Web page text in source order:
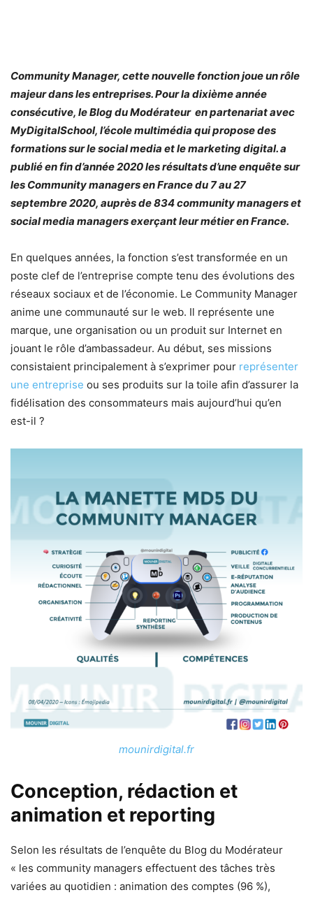
Community Manager, cette nouvelle fonction joue un rôle
majeur dans les entreprises. Pour la dixième année
consécutive, le Blog du Modérateur en partenariat avec
MyDigitalSchool, l’école multimédia qui propose des
formations sur le social media et le marketing digital. a
publié en fin d’année 2020 les résultats d’une enquête sur
les Community managers en France du 7 au 27
septembre 2020, auprès de 834 community managers et
social media managers exerçant leur métier en France.
En quelques années, la fonction s’est transformée en un
poste clef de l’entreprise compte tenu des évolutions des
réseaux sociaux et de l’économie. Le Community Manager
anime une communauté sur le web. Il représente une
marque, une organisation ou un produit sur Internet en
jouant le rôle d’ambassadeur. Au début, ses missions
consistaient principalement à s’exprimer pour représenter
une entreprise ou ses produits sur la toile afin d’assurer la
fidélisation des consommateurs mais aujourd’hui qu’en
est-il ?
mounirdigital.fr
Conception, rédaction et
animation et reporting
Selon les résultats de l’enquête du Blog du Modérateur
« les community managers effectuent des tâches très
variées au quotidien : animation des comptes (96 %),